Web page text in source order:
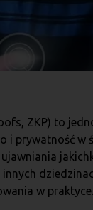
ZKP) to
i prywatność
w praktyce.